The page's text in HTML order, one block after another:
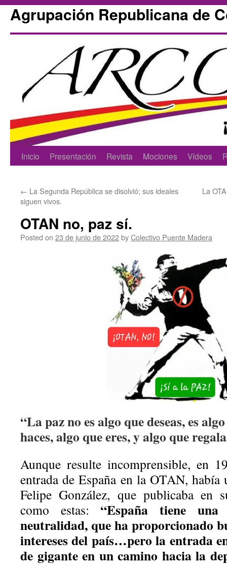
Agrupación Republicana de
Skip
content
Inicio Presentación Revista Mociones Vídeos
← La Segunda República se disolvió; sus ideales
siguen vivos.
La
OTAN no, paz sí.
Posted on 23 de junio de 2022byColectivo Puente Madera
“La paz no es algo que deseas, es
haces, algo que eres, y algo que
Aunque resulte incomprensible, en
entrada de España en la OTAN,
Felipe González, que publicaba en
como estas:“España tiene
neutralidad, que ha proporcionado
intereses del país…pero la entrada
de gigante en un camino hacia la